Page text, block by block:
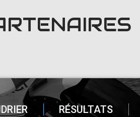
RÉSULTATS